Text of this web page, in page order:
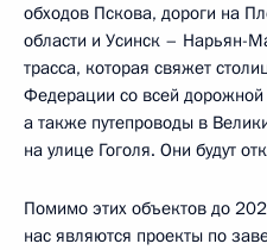
обходов Пскова, дороги на
области и Усинск – Нарьян-
трасса, которая свяжет
Федерации со всей
а также путепроводы в
на улице Гоголя. Они будут
Помимо этих объектов до
нас являются проекты по